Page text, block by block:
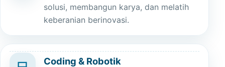
solusi, membangun karya, dan melatih
keberanian berinovasi.
Coding & Robotik